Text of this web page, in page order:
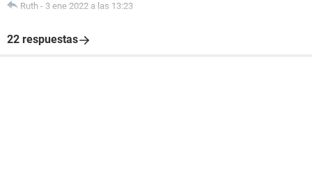
Ruth - 3 ene 2022 a las 13:23
22 respuestas